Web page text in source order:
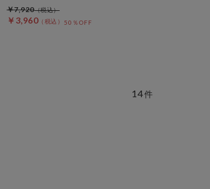
￥3,960 50％OFF
￥7,920
14件